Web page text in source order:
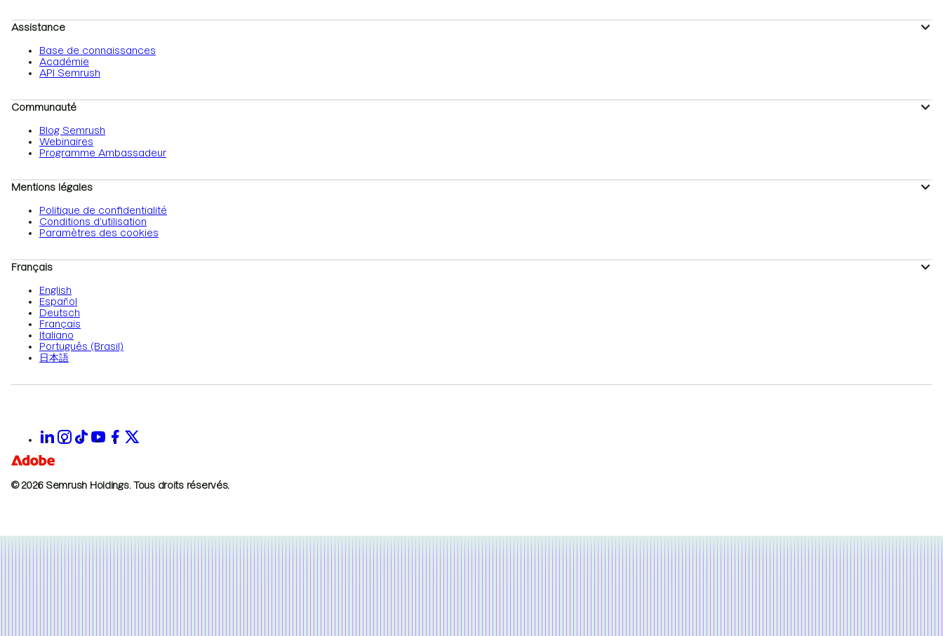
Assistance
Base de connaissances
Académie
API Semrush
Communauté
Blog Semrush
Webinaires
Programme Ambassadeur
Mentions légales
Politique de confidentialité
Conditions d’utilisation
Paramètres des cookies
Français
English
Español
Deutsch
Français
Italiano
Português (Brasil)
日本語
© 2026 Semrush Holdings. Tous droits réservés.